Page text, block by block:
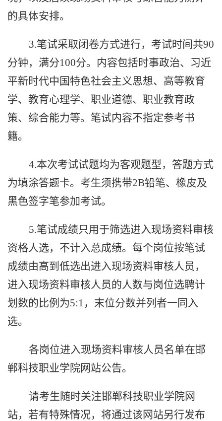
的具体安排。
3.笔试采取闭卷方式进行，考试时间共90
分钟，满分100分。内容包括时事政治、习近
平新时代中国特色社会主义思想、高等教育
学、教育心理学、职业道德、职业教育政
策、综合能力等。笔试内容不指定参考书
籍。
4.本次考试试题均为客观题型，答题方式
为填涂答题卡。考生须携带2B铅笔、橡皮及
黑色签字笔参加考试。
5.笔试成绩只用于筛选进入现场资料审核
资格人选，不计入总成绩。每个岗位按笔试
成绩由高到低选出进入现场资料审核人员，
进入现场资料审核人员的人数与岗位选聘计
划数的比例为5:1，末位分数并列者一同入
选。
各岗位进入现场资料审核人员名单在邯
郸科技职业学院网站公告。
请考生随时关注邯郸科技职业学院网
站，若有特殊情况，将通过该网站另行发布